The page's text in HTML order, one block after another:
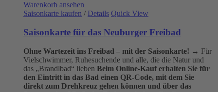
Warenkorb ansehen
Saisonkarte kaufen / Details Quick View
Saisonkarte für das Neuburger Freibad
Ohne Wartezeit ins Freibad – mit der Saisonkarte! → Für
Vielschwimmer, Ruhesuchende und alle, die die Natur und
das „Brandlbad“ lieben Beim Online-Kauf erhalten Sie für
den Eintritt in das Bad einen QR-Code, mit dem Sie
direkt zum Drehkreuz gehen können und über das